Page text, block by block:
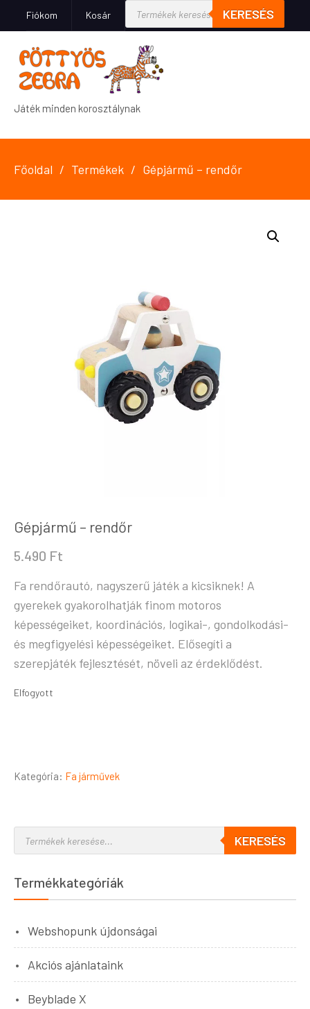
Fiókom Kosár KERESÉS
Játék minden korosztálynak
Főoldal Termékek Gépjármű – rendőr
Gépjármű – rendőr
5.490 Ft
Fa rendőrautó, nagyszerű játék a kicsiknek! A
gyerekek gyakorolhatják finom motoros
képességeiket, koordinációs, logikai-, gondolkodási-
és megfigyelési képességeiket. Elősegíti a
szerepjáték fejlesztését, növeli az érdeklődést.
Elfogyott
Kategória: Fa járművek
KERESÉS
Termékkategóriák
Webshopunk újdonságai
Akciós ajánlataink
Beyblade X